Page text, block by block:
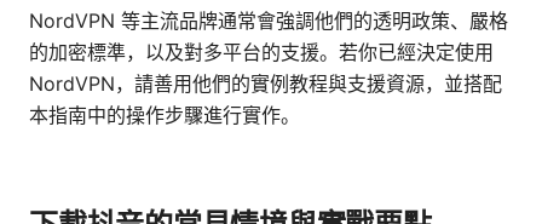
NordVPN 等主流品牌通常會強調他們的透明政策、嚴格
的加密標準，以及對多平台的支援。若你已經決定使用
NordVPN，請善用他們的實例教程與支援資源，並搭配
本指南中的操作步驟進行實作。